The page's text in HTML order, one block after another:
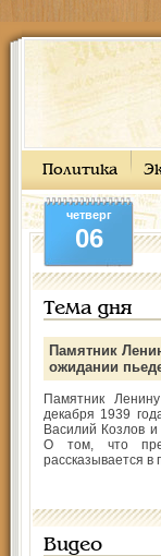
Политика
четверг
06
Тема дня
Памятник
ожидании
Памятник
декабря 1939
Василий Козлов и
О том, что
рассказывается в
Видео